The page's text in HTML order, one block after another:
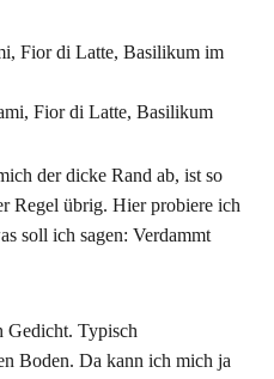
Fior di Latte, Basilikum
der dicke Rand ab, ist so
Regel übrig. Hier probiere ich
soll ich sagen: Verdammt
Gedicht. Typisch
Boden. Da kann ich mich ja